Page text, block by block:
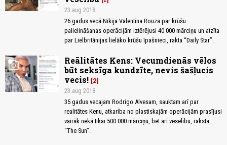
23.aug 2018
26 gadus vecā Nikija Valentīna Rouza par krūšu
palielināšanas operācijām iztērējusi 40 000 mārciņu un atzīta
par Lielbritānijas lielāko krūšu īpašnieci, rakta “Daily Star”.
photo_camera
Reālitātes Kens: Vecumdienās vēlos
būt seksīga kundzīte, nevis šašļucis
vecis! 2
23.aug 2018
35 gadus vecajam Rodrigo Alvesam, sauktam arī par
realitātes Kenu, atkaríba no plastiskajām operācijām prasījusi
vairāk nekā tikai 500 000 mārciņu, bet arī veselību, raksta
“The Sun”.